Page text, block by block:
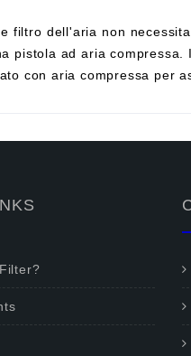
filtro dell'aria non
pistola ad aria
con aria compressa per